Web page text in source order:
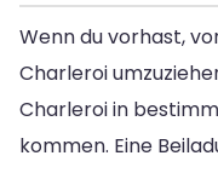
Wenn du vorhast,
Charleroi
Charleroi in
kommen. Eine